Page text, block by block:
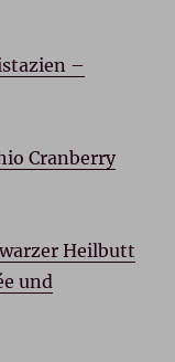
–
Cranberry
Heilbutt
und